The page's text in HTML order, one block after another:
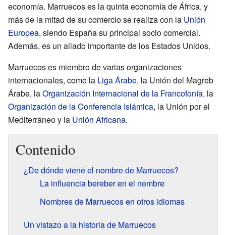
economía. Marruecos es la quinta economía de África, y
más de la mitad de su comercio se realiza con la Unión
Europea, siendo España su principal socio comercial.
Además, es un aliado importante de los Estados Unidos.
Marruecos es miembro de varias organizaciones
internacionales, como la Liga Árabe, la Unión del Magreb
Árabe, laOrganización Internacional de la Francofonía, la
Organización de la Conferencia Islámica, la Unión por el
Mediterráneo y la Unión Africana.
Contenido
¿De dónde viene el nombre de Marruecos?
La influencia bereber en el nombre
Nombres de Marruecos en otros idiomas
Un vistazo a la historia de Marruecos